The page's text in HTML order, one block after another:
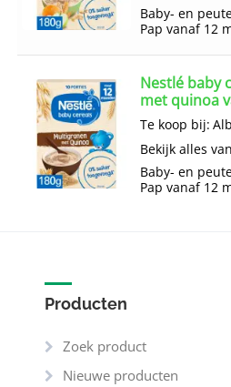
Baby- en
Pap vanaf 12
Nestlé baby
met quinoa
Te koop bij:
Bekijk alles van
Baby- en
Pap vanaf 12
Producten
Zoek product
Nieuwe producten